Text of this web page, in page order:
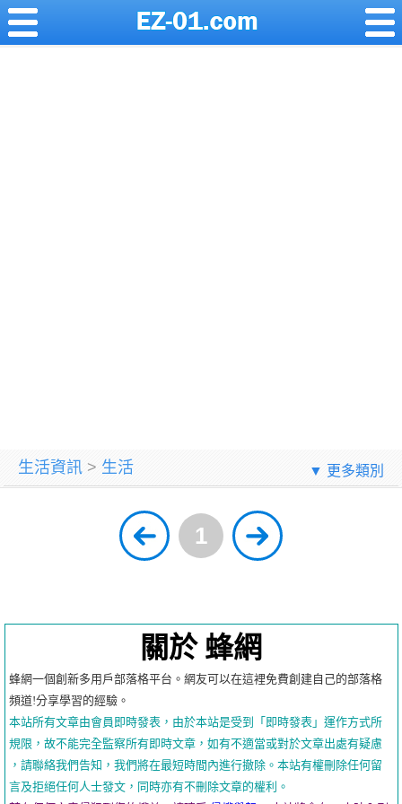
生活資訊 > 生活 ▼ 更多類別
1
關於 蜂網
蜂網一個創新多用戶部落格平台。網友可以在這裡免費創建自己的部落格
頻道!分享學習的經驗。
本站所有文章由會員即時發表，由於本站是受到「即時發表」運作方式所
規限，故不能完全監察所有即時文章，如有不適當或對於文章出處有疑慮
，請聯絡我們告知，我們將在最短時間內進行撤除。本站有權刪除任何留
言及拒絕任何人士發文，同時亦有不刪除文章的權利。